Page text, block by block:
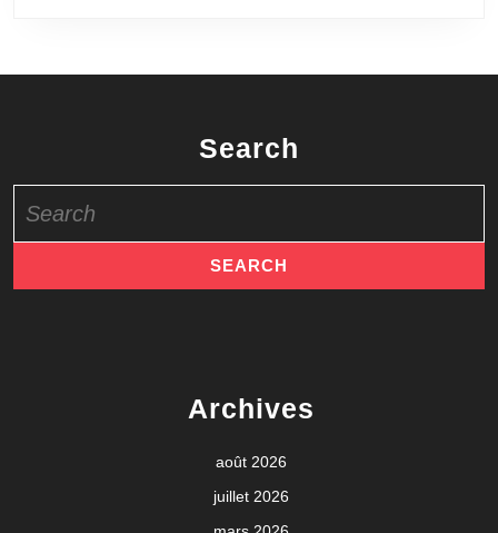
Search
for:
Archives
août 2026
juillet 2026